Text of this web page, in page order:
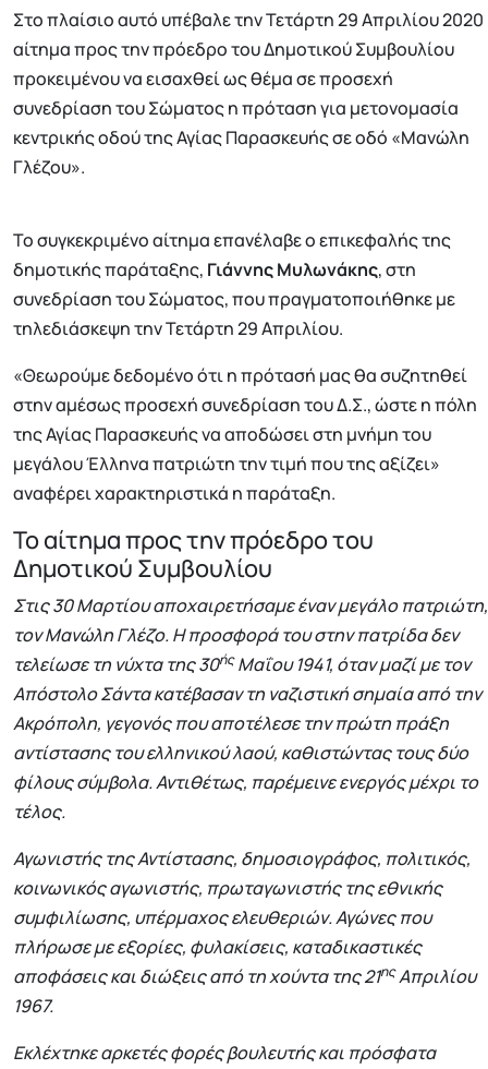
Στο πλαίσιο αυτό υπέβαλε την Τετάρτη 29 Απριλίου 2020
αίτημα προς την πρόεδρο του Δημοτικού Συμβουλίου
προκειμένου να εισαχθεί ως θέμα σε προσεχή
συνεδρίαση του Σώματος η πρόταση για μετονομασία
κεντρικής οδού της Αγίας Παρασκευής σε οδό «Μανώλη
Γλέζου».
Το συγκεκριμένο αίτημα επανέλαβε ο επικεφαλής της
δημοτικής παράταξης, Γιάννης Μυλωνάκης, στη
συνεδρίαση του Σώματος, που πραγματοποιήθηκε με
τηλεδιάσκεψη την Τετάρτη 29 Απριλίου.
«Θεωρούμε δεδομένο ότι η πρότασή μας θα συζητηθεί
στην αμέσως προσεχή συνεδρίαση του Δ.Σ., ώστε η πόλη
της Αγίας Παρασκευής να αποδώσει στη μνήμη του
μεγάλου Έλληνα πατριώτη την τιμή που της αξίζει»
αναφέρει χαρακτηριστικά η παράταξη.
Το αίτημα προς την πρόεδρο του
Δημοτικού Συμβουλίου
Στις 30 Μαρτίου αποχαιρετήσαμε έναν μεγάλο πατριώτη,
τον Μανώλη Γλέζο. Η προσφορά του στην πατρίδα δεν
τελείωσε τη νύχτα της 30ήςΜαΐου 1941, όταν μαζί με τον
Απόστολο Σάντα κατέβασαν τη ναζιστική σημαία από την
Ακρόπολη, γεγονός που αποτέλεσε την πρώτη πράξη
αντίστασης του ελληνικού λαού, καθιστώντας τους δύο
φίλους σύμβολα. Αντιθέτως, παρέμεινε ενεργός μέχρι το
τέλος.
Αγωνιστής της Αντίστασης, δημοσιογράφος, πολιτικός,
κοινωνικός αγωνιστής, πρωταγωνιστής της εθνικής
συμφιλίωσης, υπέρμαχος ελευθεριών. Αγώνες που
πλήρωσε με εξορίες, φυλακίσεις, καταδικαστικές
αποφάσεις και διώξεις από τη χούντα της 21ηςΑπριλίου
1967.
Εκλέχτηκε αρκετές φορές βουλευτής και πρόσφατα